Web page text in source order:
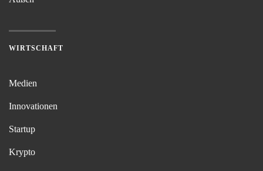
WIRTSCHAFT
Medien
Innovationen
Startup
Krypto